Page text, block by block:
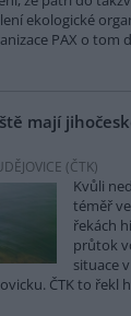
ekologické
PAX o tom
mají
(ČTK)
Kvůli
téměř
řekách
průtok
situace
ČTK to řekl